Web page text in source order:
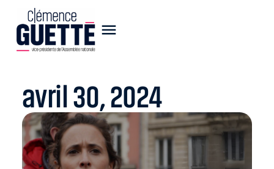
avril 30, 2024